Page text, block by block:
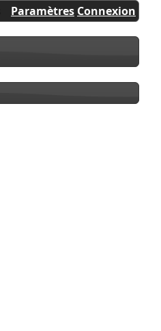
Paramètres Connexion